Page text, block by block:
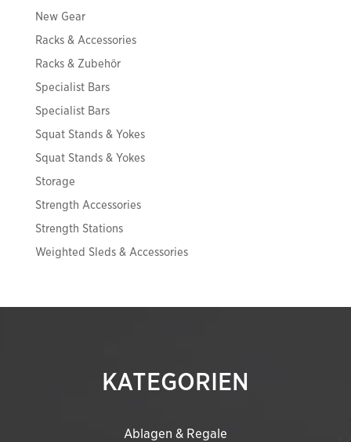
New Gear
Racks & Accessories
Racks & Zubehör
Specialist Bars
Specialist Bars
Squat Stands & Yokes
Squat Stands & Yokes
Storage
Strength Accessories
Strength Stations
Weighted Sleds & Accessories
KATEGORIEN
Ablagen & Regale